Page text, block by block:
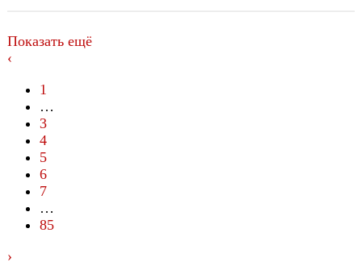
Показать ещё
‹
1
…
3
4
5
6
7
…
85
›